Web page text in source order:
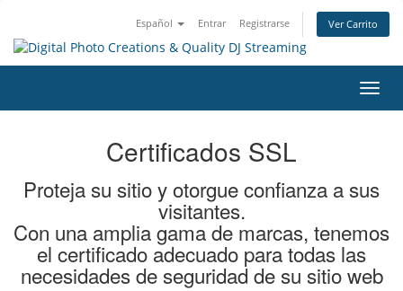
Español Entrar Registrarse Ver Carrito
Certificados SSL
Proteja su sitio y otorgue confianza a sus
visitantes.
Con una amplia gama de marcas, tenemos
el certificado adecuado para todas las
necesidades de seguridad de su sitio web